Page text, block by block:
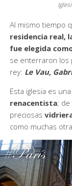
Al mismo tiempo
residencia real,
fue elegida
se enterraron los
rey: Le Vau,
Esta iglesia es
renacentista;
preciosas
como muchas